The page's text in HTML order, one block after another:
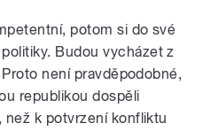
potom si do své
Budou vycházet z
není pravděpodobné,
republikou dospěli
k potvrzení konfliktu